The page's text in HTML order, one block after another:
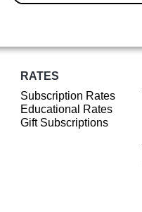
RATES
Subscription Rates
Educational Rates
Gift Subscriptions